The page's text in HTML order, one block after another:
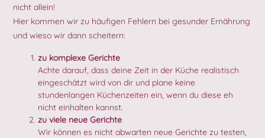
nicht allein!
Hier kommen wir zu häufigen Fehlern bei gesunder Ernährung
und wieso wir dann scheitern:
zu komplexe Gerichte
Achte darauf, dass deine Zeit in der Küche realistisch
eingeschätzt wird von dir und plane keine
stundenlangen Küchenzeiten ein, wenn du diese eh
nicht einhalten kannst.
zu viele neue Gerichte
Wir können es nicht abwarten neue Gerichte zu testen,